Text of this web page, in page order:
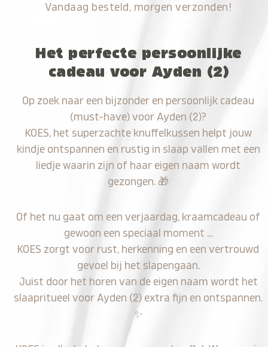
Vandaag besteld, morgen verzonden!
Het perfecte persoonlijke
cadeau voor Ayden (2)
Op zoek naar een bijzonder en persoonlijk cadeau
(must-have) voor Ayden (2)?
KOES, het superzachte knuffelkussen helpt jouw
kindje ontspannen en rustig in slaap vallen met een
liedje waarin zijn of haar eigen naam wordt
gezongen. 🎁
Of het nu gaat om een verjaardag, kraamcadeau of
gewoon een speciaal moment …
KOES zorgt voor rust, herkenning en een vertrouwd
gevoel bij het slapengaan.
Juist door het horen van de eigen naam wordt het
slaapritueel voor Ayden (2) extra fijn en ontspannen.
✨